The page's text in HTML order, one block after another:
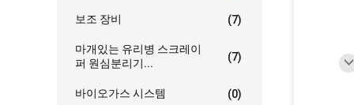
보조 장비 (7)
마개있는 유리병 스크레이
퍼 원심분리기...
(7)
바이오가스 시스템 (0)